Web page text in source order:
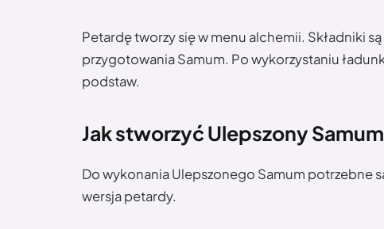
Petardę tworzy się w menu alchemii. Składniki
przygotowania Samum. Po wykorzystaniu
podstaw.
Jak stworzyć Ulepszony
Do wykonania Ulepszonego Samum potrzebne
wersja petardy.